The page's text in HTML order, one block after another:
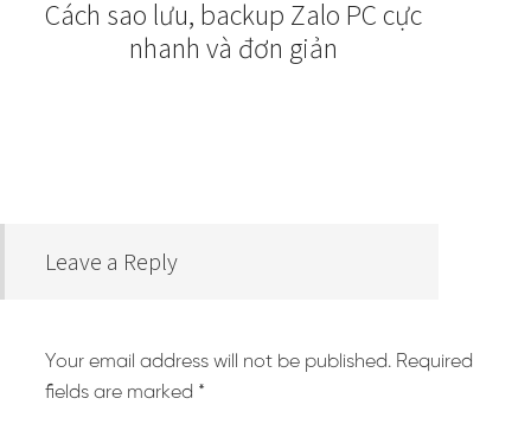
Cách sao lưu, backup Zalo PC cực
nhanh và đơn giản
Leave a Reply
Your email address will not be published. Required
fields are marked *